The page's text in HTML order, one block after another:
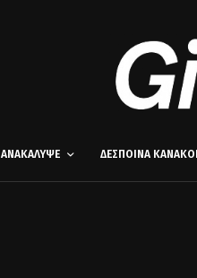
ΑΝΑΚΑΛΥΨΕ ΔΕΣΠΟΙΝΑ